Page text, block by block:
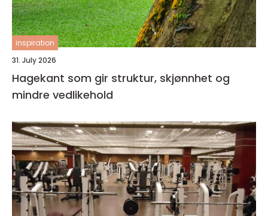
inspiration
31. July 2026
Hagekant som gir struktur, skjønnhet og
mindre vedlikehold